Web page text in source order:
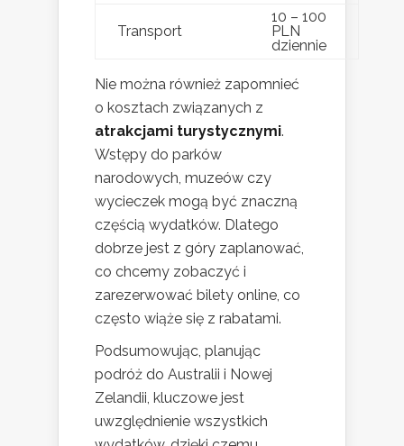
Transport
10 – 100
PLN
dziennie
Nie można również zapomnieć
o kosztach związanych z
atrakcjami turystycznymi.
Wstępy do parków
narodowych, muzeów czy
wycieczek mogą być znaczną
częścią wydatków. Dlatego
dobrze jest z góry zaplanować,
co chcemy zobaczyć i
zarezerwować bilety online, co
często wiąże się z rabatami.
Podsumowując, planując
podróż do Australii i Nowej
Zelandii, kluczowe jest
uwzględnienie wszystkich